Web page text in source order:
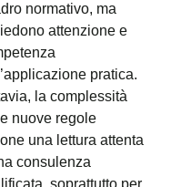
normativo, ma
attenzione e
pratica.
la complessità
nuove regole
una lettura attenta
consulenza
soprattutto per